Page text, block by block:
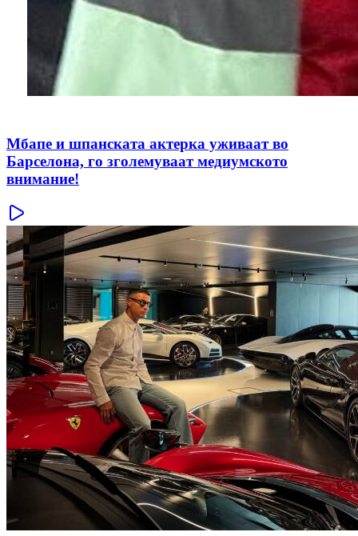
Мбапе и шпанската актерка уживаат во
Барселона, го зголемуваат медиумското
внимание!